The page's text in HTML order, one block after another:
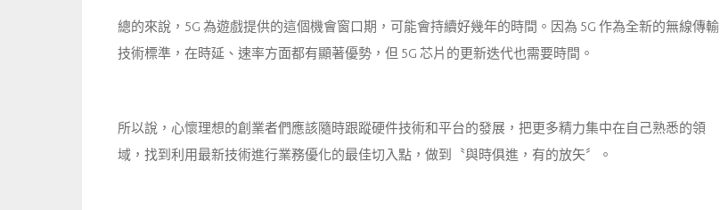
總的來說，5G 為遊戲提供的這個機會窗口期，可能會持續好幾年的時間。因為 5G 作為全新的無線傳輸
技術標準，在時延、速率方面都有顯著優勢，但 5G 芯片的更新迭代也需要時間。
所以說，心懷理想的創業者們應該隨時跟蹤硬件技術和平台的發展，把更多精力集中在自己熟悉的領
域，找到利用最新技術進行業務優化的最佳切入點，做到〝與時俱進，有的放矢〞。